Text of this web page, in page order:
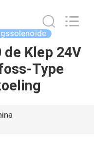
de Klep 24V
Type